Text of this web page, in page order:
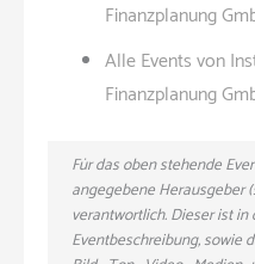
Finanzplanung
Alle Events von
Finanzplanung
Für das oben stehende
angegebene Herausgeber
verantwortlich. Dieser ist
Eventbeschreibung, sowie